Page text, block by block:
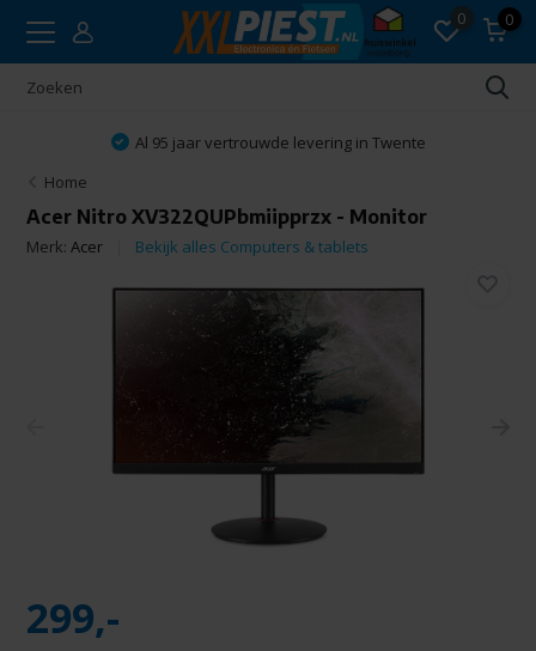
0 0
Al 95 jaar vertrouwde levering in Twente
Home
Acer Nitro XV322QUPbmiipprzx - Monitor
Merk:Acer Bekijk alles Computers & tablets
299,-